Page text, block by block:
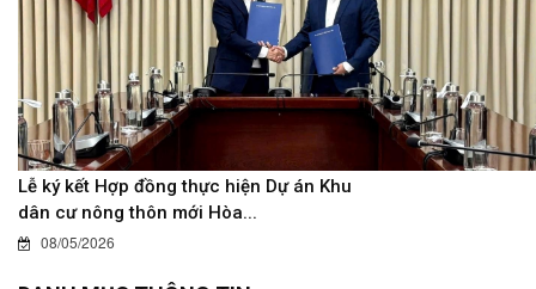
Lễ ký kết Hợp đồng thực hiện Dự án Khu
dân cư nông thôn mới Hòa...
08/05/2026